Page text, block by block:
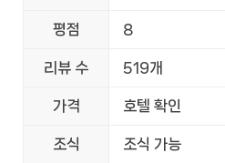
평점 8
리뷰 수 519개
가격 호텔 확인
조식 조식 가능